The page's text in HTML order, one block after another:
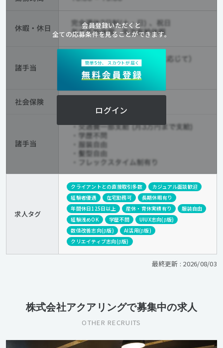
会員登録いただくと
全ての応募条件を見ることができます。
ログイン
求人タグ
クライアントとの直接取引多数
カジュアル面談歓迎
経験者優遇
在宅勤務可
長期休暇有り
年間休日125日以上
産休・育休実績有り
服装自由
経験浅めOK
学歴不問
UIUX志向(β版)
数値改善志向(β版)
AI活用(β版)
クリエイティブ志向(β版)
最終更新 : 2026/08/03
株式会社アクアリングで募集中の求人
OTHER RECRUITS